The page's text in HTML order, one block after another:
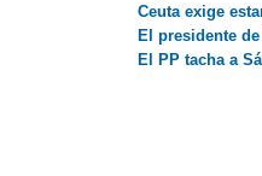
Ceuta exige
El presidente
El PP tacha a